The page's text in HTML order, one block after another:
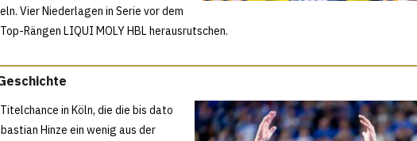
Vier Niederlagen in Serie vor dem
Rängen LIQUI MOLY HBL herausrutschen.
in Köln, die die bis dato
Hinze ein wenig aus der